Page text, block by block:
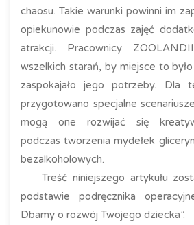
chaosu. Takie warunki powinni im
opiekunowie podczas zajęć
atrakcji. Pracownicy
wszelkich starań, by miejsce to
zaspokajało jego potrzeby. Dla
przygotowano specjalne
mogą one rozwijać się
podczas tworzenia mydełek
bezalkoholowych.
Treść niniejszego artykułu
podstawie podręcznika
Dbamy o rozwój Twojego dziecka”.